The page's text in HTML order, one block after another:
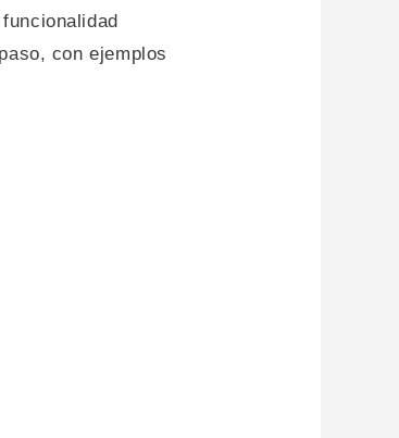
con ejemplos